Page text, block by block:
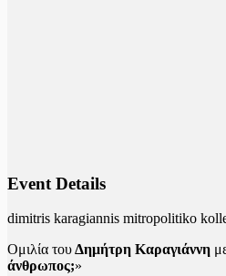
Event Details
dimitris karagiannis mitropolitiko
Ομιλία τουΔημήτρη Καραγιάννη
άνθρωπος;»